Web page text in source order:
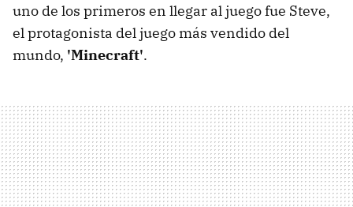
uno de los primeros en llegar al juego fue Steve,
el protagonista del juego más vendido del
mundo, 'Minecraft'.